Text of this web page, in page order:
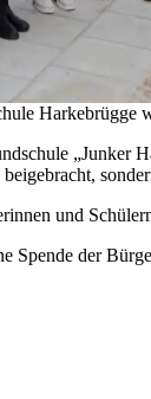
Harkebrügge
und
Spende der